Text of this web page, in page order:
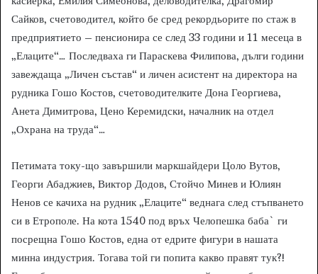
Сайков, счетоводител, който бе сред рекордьорите по стаж в
предприятието – пенсионира се след 33 години и 11 месеца в
„Елаците“… Последваха ги Параскева Филипова, дълги години
завеждаща „Личен състав“ и личен асистент на директора на
рудника Гошо Костов, счетоводителките Дона Георгиева,
Анета Димитрова, Цено Керемидски, началник на отдел
„Охрана на труда“…
Петимата току-що завършили маркшайдери Цоло Вутов,
Георги Абаджиев, Виктор Додов, Стойчо Минев и Юлиян
Ненов се качиха на рудник „Елаците“ веднага след стъпването
си в Етрополе. На кота 1540 под връх Челопешка баба` ги
посрещна Гошо Костов, една от едрите фигури в нашата
минна индустрия. Тогава той ги попита какво правят тук?!